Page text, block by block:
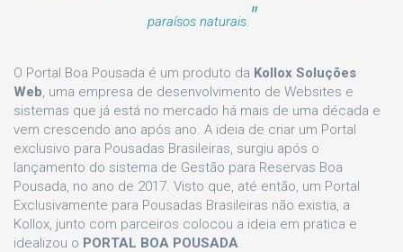
paraísos naturais. "
O Portal Boa Pousada é um produto da Kollox Soluções
Web, uma empresa de desenvolvimento de Websites e
sistemas que já está no mercado há mais de uma década e
vem crescendo ano após ano. A ideia de criar um Portal
exclusivo para Pousadas Brasileiras, surgiu após o
lançamento do sistema de Gestão para Reservas Boa
Pousada, no ano de 2017. Visto que, até então, um Portal
Exclusivamente para Pousadas Brasileiras não existia, a
Kollox, junto com parceiros colocou a ideia em pratica e
idealizou o PORTAL BOA POUSADA.